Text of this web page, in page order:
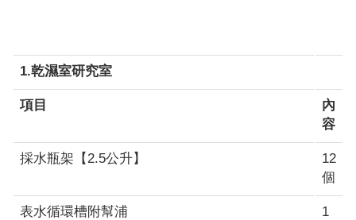
1.乾濕室研究室
項目
內
容
採水瓶架【2.5公升】
12
個
表水循環槽附幫浦
1